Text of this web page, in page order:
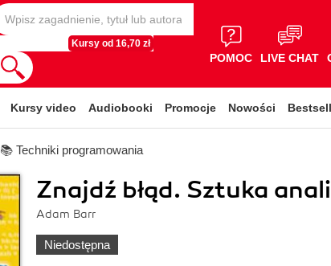
Kursy od 16,70 zł
POMOC LIVE CHAT
Kursy video Audiobooki Promocje Nowości
📚 Techniki programowania
Znajdź błąd. Sztuka
Adam Barr
Niedostępna